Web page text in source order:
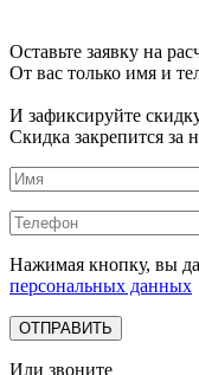
Оставьте заявку на
От вас только имя и
И зафиксируйте
Скидка закрепится за
Нажимая кнопку, вы
персональных данных
Или звоните